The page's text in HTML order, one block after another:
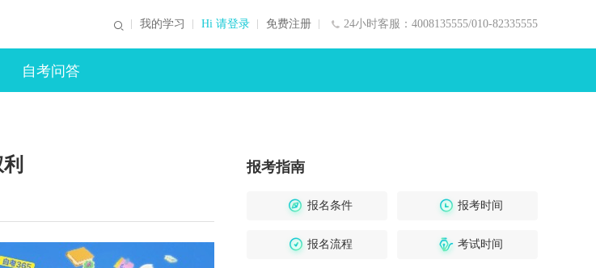
24小时客服：4008135555/010-82335555
我的学习 Hi 请登录 免费注册
自考问答
报考指南
报名条件 报考时间
报名流程 考试时间